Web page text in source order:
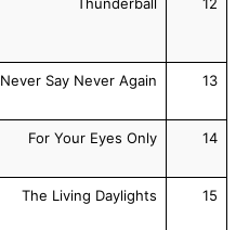
13
Never Say Never Again
14
For Your Eyes Only
15
The Living Daylights